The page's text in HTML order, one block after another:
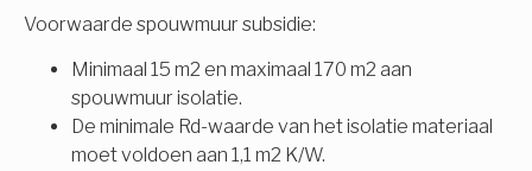
Voorwaarde spouwmuur subsidie:
Minimaal 15 m2 en maximaal 170 m2 aan
spouwmuur isolatie.
De minimale Rd-waarde van het isolatie materiaal
moet voldoen aan 1,1 m2 K/W.
Gevelisolatie
Vorige
Achternaam